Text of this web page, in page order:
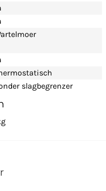
slagbegrenzer